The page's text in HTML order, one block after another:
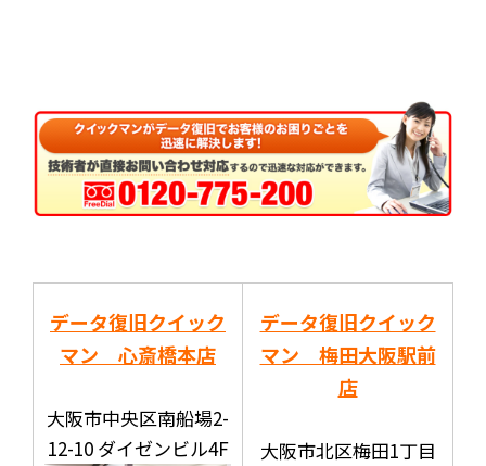
データ復旧クイック
マン 心斎橋本店
大阪市中央区南船場2-
12-10 ダイゼンビル4F
データ復旧クイック
マン 梅田大阪駅前
店
大阪市北区梅田1丁目